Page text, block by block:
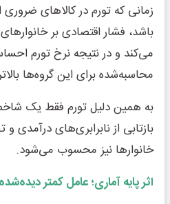
زمانی که تورم در کالاهای
باشد، فشار اقتصادی بر
می‌کند و در نتیجه نرخ تورم
محاسبه‌شده برای این گروه‌ها
به همین دلیل تورم فقط یک
بازتابی از نابرابری‌های درآمدی
خانوارها نیز محسوب می‌شود.
اثر پایه آماری؛ عامل کمتر دیده‌شده